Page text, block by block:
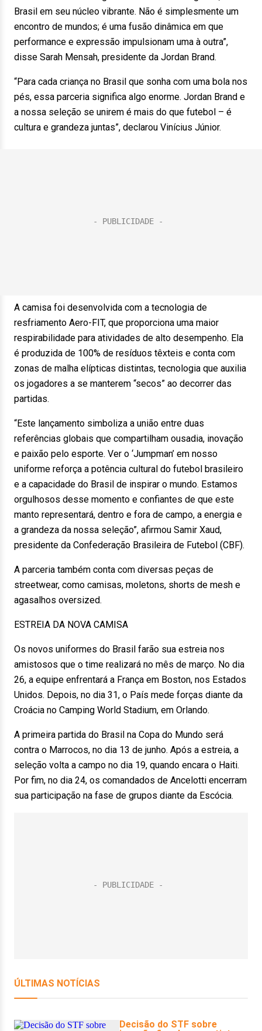
Brasil em seu núcleo vibrante. Não é simplesmente um
encontro de mundos; é uma fusão dinâmica em que
performance e expressão impulsionam uma à outra”,
disse Sarah Mensah, presidente da Jordan Brand.
“Para cada criança no Brasil que sonha com uma bola nos
pés, essa parceria significa algo enorme. Jordan Brand e
a nossa seleção se unirem é mais do que futebol – é
cultura e grandeza juntas”, declarou Vinícius Júnior.
A camisa foi desenvolvida com a tecnologia de
resfriamento Aero-FIT, que proporciona uma maior
respirabilidade para atividades de alto desempenho. Ela
é produzida de 100% de resíduos têxteis e conta com
zonas de malha elípticas distintas, tecnologia que auxilia
os jogadores a se manterem “secos” ao decorrer das
partidas.
“Este lançamento simboliza a união entre duas
referências globais que compartilham ousadia, inovação
e paixão pelo esporte. Ver o ‘Jumpman’ em nosso
uniforme reforça a potência cultural do futebol brasileiro
e a capacidade do Brasil de inspirar o mundo. Estamos
orgulhosos desse momento e confiantes de que este
manto representará, dentro e fora de campo, a energia e
a grandeza da nossa seleção”, afirmou Samir Xaud,
presidente da Confederação Brasileira de Futebol (CBF).
A parceria também conta com diversas peças de
streetwear, como camisas, moletons, shorts de mesh e
agasalhos oversized.
ESTREIA DA NOVA CAMISA
Os novos uniformes do Brasil farão sua estreia nos
amistosos que o time realizará no mês de março. No dia
26, a equipe enfrentará a França em Boston, nos Estados
Unidos. Depois, no dia 31, o País mede forças diante da
Croácia no Camping World Stadium, em Orlando.
A primeira partida do Brasil na Copa do Mundo será
contra o Marrocos, no dia 13 de junho. Após a estreia, a
seleção volta a campo no dia 19, quando encara o Haiti.
Por fim, no dia 24, os comandados de Ancelotti encerram
sua participação na fase de grupos diante da Escócia.